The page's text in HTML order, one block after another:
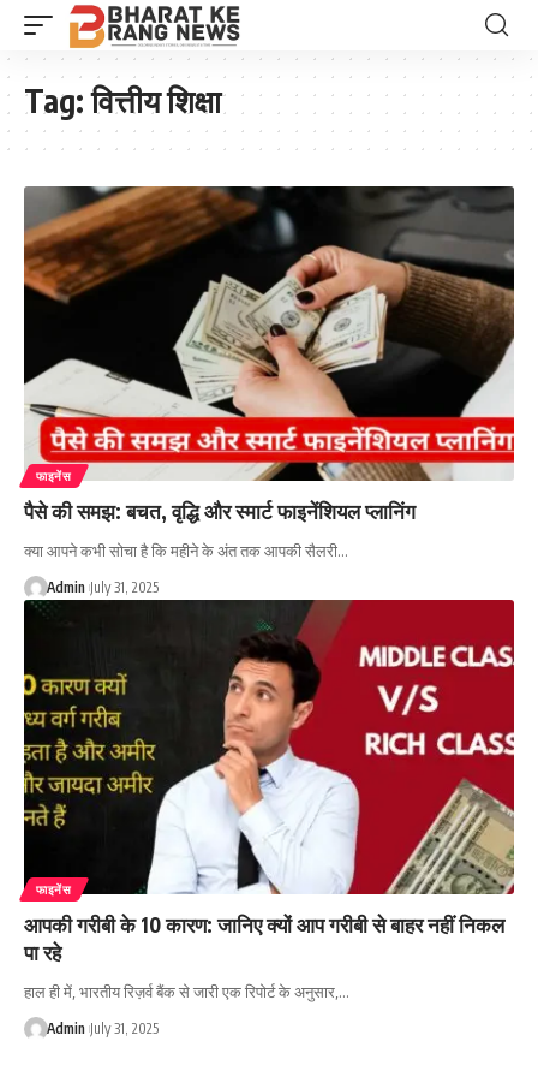
Tag:वित्तीय शिक्षा
फाइनेंस
पैसे की समझ: बचत, वृद्धि और स्मार्ट फाइनेंशियल प्लानिंग
क्या आपने कभी सोचा है कि महीने के अंत तक आपकी सैलरी…
Admin July 31, 2025
फाइनेंस
आपकी गरीबी के 10 कारण: जानिए क्यों आप गरीबी से बाहर नहीं निकल
पा रहे
हाल ही में, भारतीय रिज़र्व बैंक से जारी एक रिपोर्ट के अनुसार,…
Admin July 31, 2025